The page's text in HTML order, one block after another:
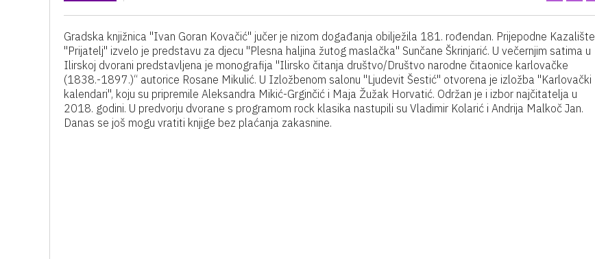
Gradska knjižnica "Ivan Goran Kovačić" jučer je nizom događanja obilježila 181. rođendan. Prijepodne Kazalište
"Prijatelj" izvelo je predstavu za djecu "Plesna haljina žutog maslačka" Sunčane Škrinjarić. U večernjim satima u
Ilirskoj dvorani predstavljena je monografija "Ilirsko čitanja društvo/Društvo narodne čitaonice karlovačke
(1838.-1897.)“ autorice Rosane Mikulić. U Izložbenom salonu "Ljudevit Šestić" otvorena je izložba "Karlovački
kalendari", koju su pripremile Aleksandra Mikić-Grginčić i Maja Žužak Horvatić. Održan je i izbor najčitatelja u
2018. godini. U predvorju dvorane s programom rock klasika nastupili su Vladimir Kolarić i Andrija Malkoč Jan.
Danas se još mogu vratiti knjige bez plaćanja zakasnine.